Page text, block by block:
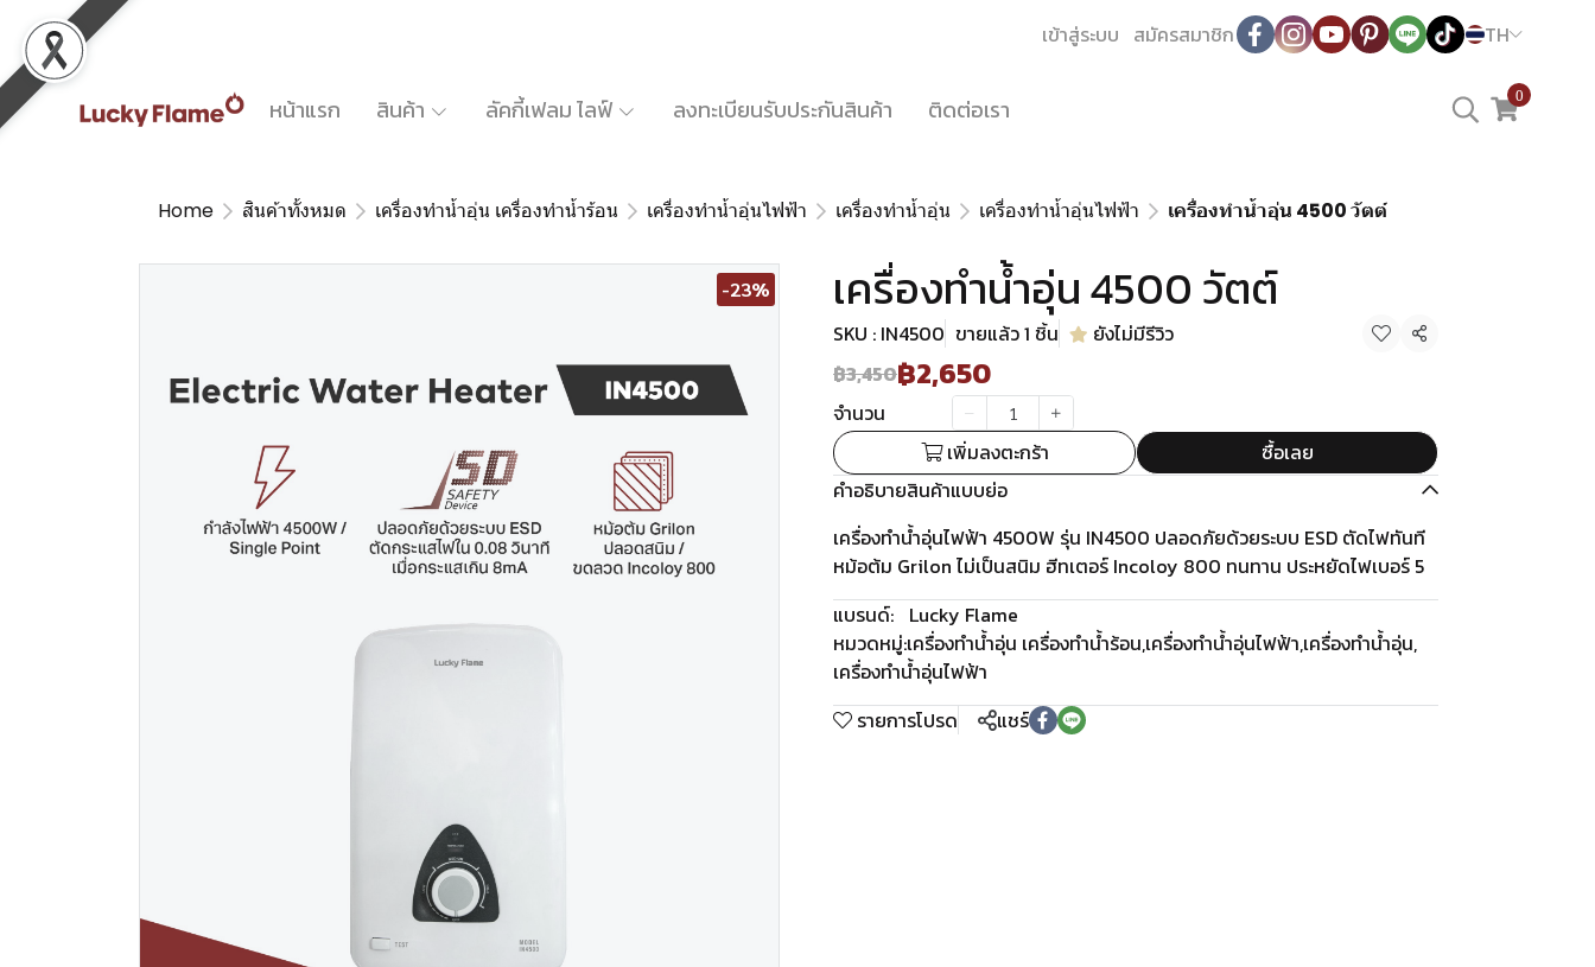
เข้าสู่ระบบ สมัครสมาชิก TH
หน้าแรก สินค้า ลัคกี้เฟลม ไลฟ์ ลงทะเบียนรับประกันสินค้า ติดต่อเรา 0
Home สินค้าทั้งหมด เครื่องทำน้ำอุ่น เครื่องทำน้ำร้อน เครื่องทำน้ำอุ่นไฟฟ้า เครื่องทำน้ำอุ่น เครื่องทำน้ำอุ่นไฟฟ้า เครื่องทำน้ำอุ่น 4500 วัตต์
-23% เครื่องทำน้ำอุ่น 4500 วัตต์
SKU : IN4500 ขายแล้ว 1 ชิ้น ยังไม่มีรีวิว
แชร์
฿3,450฿2,650
จำนวน
เพิ่มลงตะกร้า
ซื้อเลย
คำอธิบายสินค้าแบบย่อ
เครื่องทำน้ำอุ่นไฟฟ้า 4500W รุ่น IN4500 ปลอดภัยด้วยระบบ ESD ตัดไฟทันที
หม้อต้ม Grilon ไม่เป็นสนิม ฮีทเตอร์ Incoloy 800 ทนทาน ประหยัดไฟเบอร์ 5
แบรนด์: Lucky Flame
หมวดหมู่:เครื่องทำน้ำอุ่น เครื่องทำน้ำร้อน,เครื่องทำน้ำอุ่นไฟฟ้า,เครื่องทำน้ำอุ่น,
เครื่องทำน้ำอุ่นไฟฟ้า
รายการโปรด
แชร์